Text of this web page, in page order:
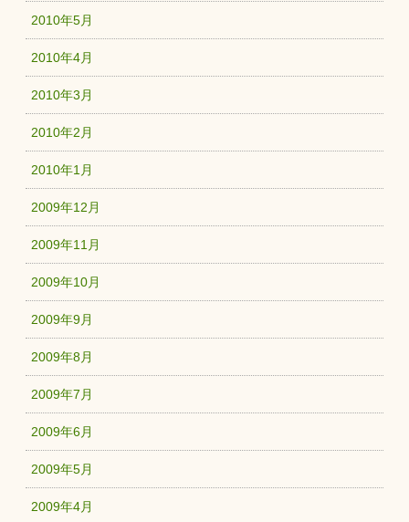
2010年5月
2010年4月
2010年3月
2010年2月
2010年1月
2009年12月
2009年11月
2009年10月
2009年9月
2009年8月
2009年7月
2009年6月
2009年5月
2009年4月